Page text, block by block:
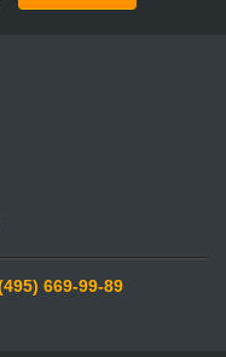
669-99-89